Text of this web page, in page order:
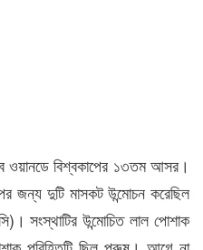
ওয়ানডে বিশ্বকাপের ১৩তম আসর।
জন্য দুটি মাসকট উন্মোচন করেছিল
সংস্থাটির উন্মোচিত লাল পোশাক